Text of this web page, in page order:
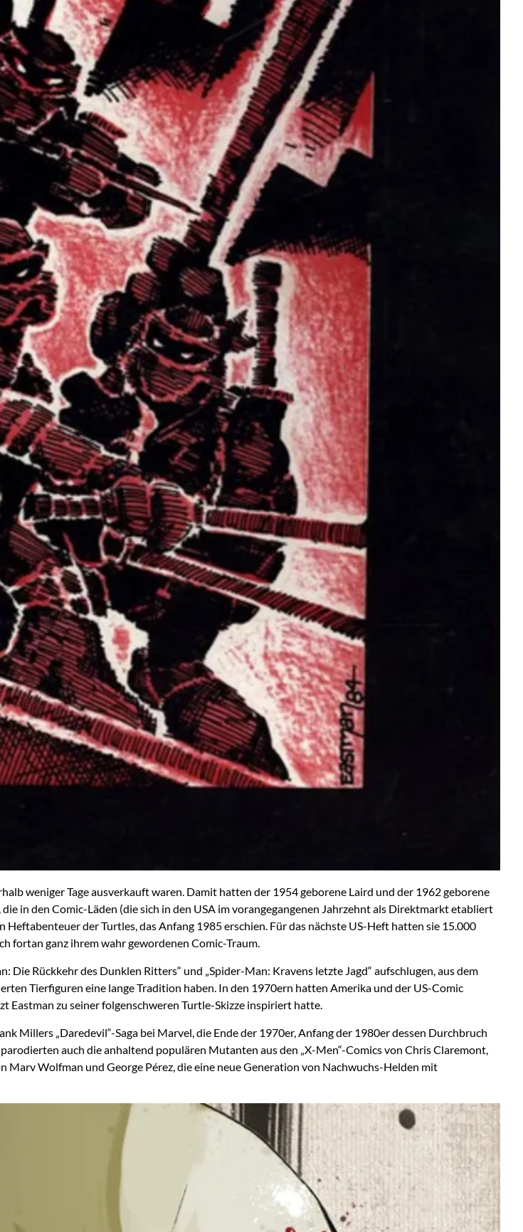
weniger Tage ausverkauft waren. Damit hatten der 1954 geborene Laird und der 1962 geborene
in den Comic-Läden (die sich in den USA im vorangegangenen Jahrzehnt als Direktmarkt etabliert
der Turtles, das Anfang 1985 erschien. Für das nächste US-Heft hatten sie 15.000
fortan ganz ihrem wahr gewordenen Comic-Traum.
Die Rückkehr des Dunklen Ritters“ und „Spider-Man: Kravens letzte Jagd“ aufschlugen, aus dem
Tierfiguren eine lange Tradition haben. In den 1970ern hatten Amerika und der US-Comic
zu seiner folgenschweren Turtle-Skizze inspiriert hatte.
Millers „Daredevil“-Saga bei Marvel, die Ende der 1970er, Anfang der 1980er dessen Durchbruch
auch die anhaltend populären Mutanten aus den „X-Men“-Comics von Chris Claremont,
Marv Wolfman und George Pérez, die eine neue Generation von Nachwuchs-Helden mit